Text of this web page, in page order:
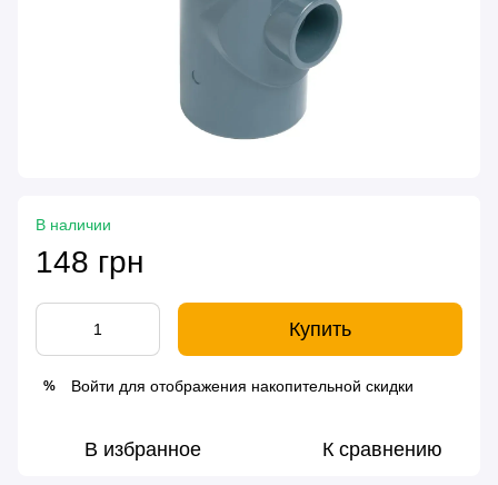
В наличии
148 грн
Купить
% Войти для отображения накопительной скидки
В избранное К сравнению